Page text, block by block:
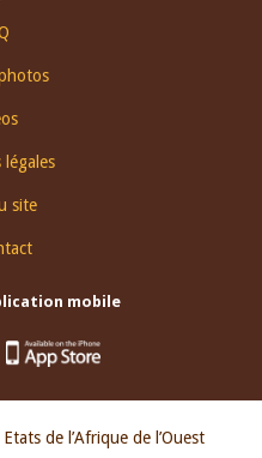
légales
site
mobile
de l’Afrique de l’Ouest